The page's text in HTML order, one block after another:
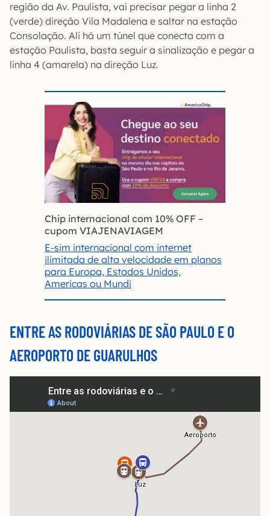
região da Av. Paulista, vai precisar pegar a linha 2
(verde) direção Vila Madalena e saltar na estação
Consolação. Ali há um túnel que conecta com a
estação Paulista, basta seguir a sinalização e pegar a
linha 4 (amarela) na direção Luz.
Chip internacional com 10% OFF –
cupom VIAJENAVIAGEM
E-sim internacional com internet
ilimitada de alta velocidade em planos
para Europa, Estados Unidos,
Americas ou Mundi
ENTRE AS RODOVIÁRIAS DE SÃO PAULO E O
AEROPORTO DE GUARULHOS